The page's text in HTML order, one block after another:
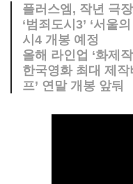
플러스엠, 작년 극
‘범죄도시3’ ‘서울
시4 개봉 예정
올해 라인업 ‘화제
한국영화 최대 제
프’ 연말 개봉 앞둬